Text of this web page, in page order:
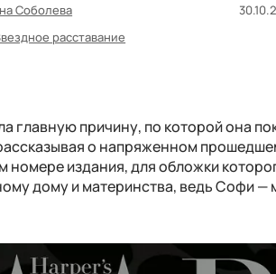
Соболева
расставание
главную причину, по которой она
о напряженном
номере издания, для обложки
дому и материнства, ведь Софи —